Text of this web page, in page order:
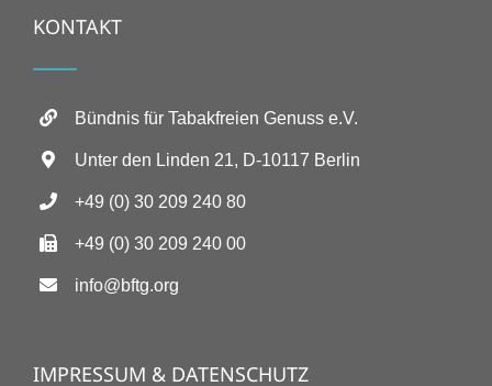
KONTAKT
Bündnis für Tabakfreien Genuss e.V.
Unter den Linden 21, D-10117 Berlin
+49 (0) 30 209 240 80
+49 (0) 30 209 240 00
info@bftg.org
IMPRESSUM & DATENSCHUTZ